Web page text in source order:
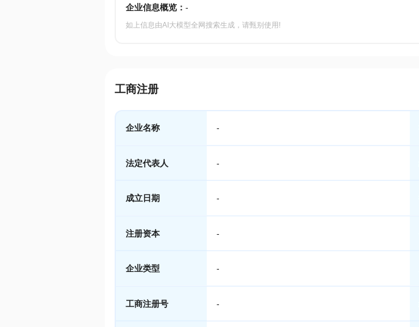
企业信息概览： -
如上信息由AI大模型全网搜索生成，请甄别使用!
工商注册
企业名称 -
法定代表人 -
成立日期 -
注册资本 -
企业类型 -
工商注册号 -